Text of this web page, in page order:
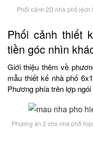
Phối cảnh 2D nhà phố lệch
Phối cảnh thiết
tiền góc nhìn
Giới thiệu thêm về
mẫu thiết kế nhà phố
Phương phía trên lợp
Phương án 2 cho nhà phố